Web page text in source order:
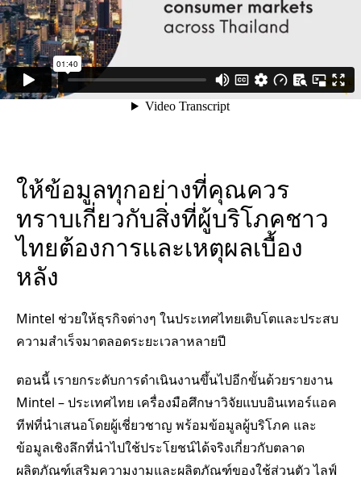
ให้ข้อมูลทุกอย่างที่คุณควร
ทราบเกี่ยวกับสิ่งที่ผู้บริโภคชาว
ไทยต้องการและเหตุผลเบื้อง
หลัง
Mintel ช่วยให้ธุรกิจต่างๆ ในประเทศไทยเติบโตและประสบ
ความสำเร็จมาตลอดระยะเวลาหลายปี
ตอนนี้ เรายกระดับการดำเนินงานขึ้นไปอีกขั้นด้วยรายงาน
Mintel – ประเทศไทย เครื่องมือศึกษาวิจัยแบบอินเทอร์แอค
ทีฟที่นำเสนอโดยผู้เชี่ยวชาญ พร้อมข้อมูลผู้บริโภค และ
ข้อมูลเชิงลึกที่นำไปใช้ประโยชน์ได้จริงเกี่ยวกับตลาด
ผลิตภัณฑ์เสริมความงามและผลิตภัณฑ์ของใช้ส่วนตัว ไลฟ์